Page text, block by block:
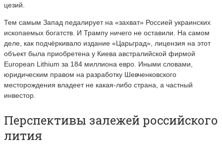
цезий.
Тем самым Запад педалирует на «захват» Россией украинских
ископаемых богатств. И Трампу ничего не оставили. На самом
деле, как подчёркивало издание «Царьград», лицензия на этот
объект была приобретена у Киева австралийской фирмой
European Lithium за 184 миллиона евро. Иными словами,
юридическим правом на разработку Шевченковского
месторождения владеет не какая-либо страна, а частный
инвестор.
Перспективы залежей российского
лития